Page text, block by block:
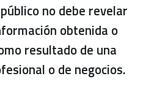
no debe revelar
obtenida o
resultado de una
o de negocios.